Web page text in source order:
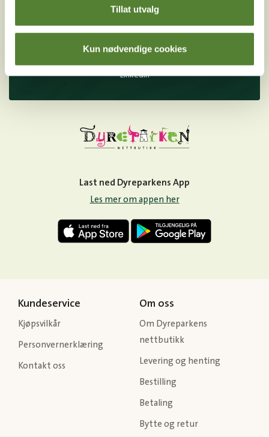
Tillat utvalg
Kun nødvendige cookies
LinkedIn
Last ned Dyreparkens App
Les mer om appen her
Kundeservice
Kjøpsvilkår
Personvernerklæring
Kontakt oss
Om oss
Om Dyreparkens
nettbutikk
Levering og henting
Bestilling
Betaling
Bytte og retur